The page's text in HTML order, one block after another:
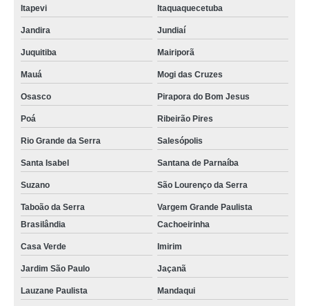
Itapevi Itaquaquecetuba
Jandira Jundiaí
Juquitiba Mairiporã
Mauá Mogi das Cruzes
Osasco Pirapora do Bom Jesus
Poá Ribeirão Pires
Rio Grande da Serra Salesópolis
Santa Isabel Santana de Parnaíba
Suzano São Lourenço da Serra
Taboão da Serra
Vargem Grande Paulista
Brasilândia
Cachoeirinha
Casa Verde Imirim
Jardim São Paulo Jaçanã
Lauzane Paulista Mandaqui